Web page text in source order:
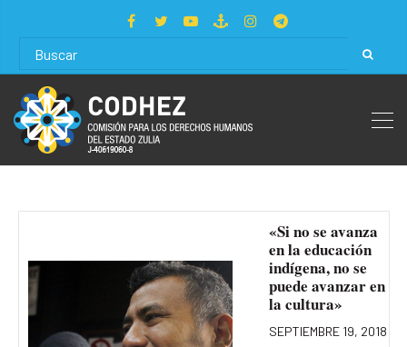
«Si no se avanza
en la educación
indígena, no se
puede avanzar en
la cultura»
SEPTIEMBRE 19, 2018